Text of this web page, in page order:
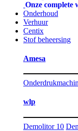
Onze complete
Onderhoud
Verhuur
Centix
Stof beheersing
Amesa
wlp
Demolitor 10